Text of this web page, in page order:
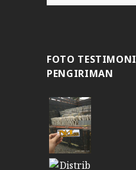
FOTO TESTIMONI
PENGIRIMAN